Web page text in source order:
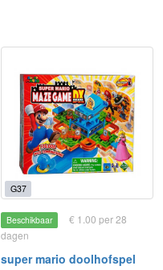
G37
Beschikbaar
€ 1.00 per 28
dagen
super mario doolhofspel